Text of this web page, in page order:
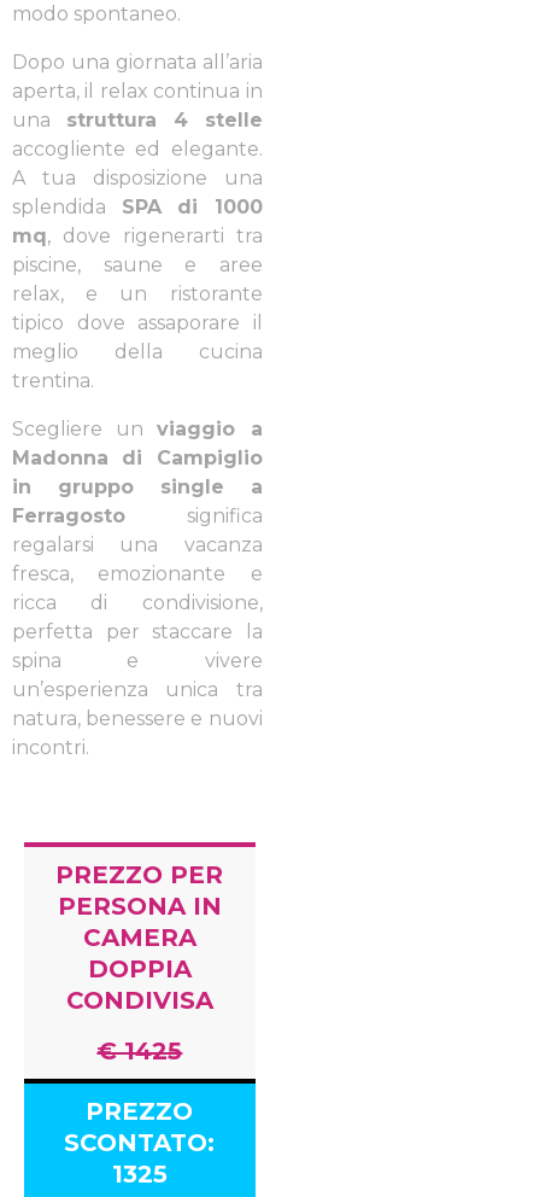
modo spontaneo.
Dopo una giornata all’aria
aperta, il relax continua in
una struttura 4 stelle
accogliente ed elegante.
A tua disposizione una
splendida SPA di 1000
mq, dove rigenerarti tra
piscine, saune e aree
relax, e un ristorante
tipico dove assaporare il
meglio della cucina
trentina.
Scegliere unviaggio a
Madonna di Campiglio
in gruppo single a
Ferragosto significa
regalarsi una vacanza
fresca, emozionante e
ricca di condivisione,
perfetta per staccare la
spina e vivere
un’esperienza unica tra
natura, benessere e nuovi
incontri.
PREZZO PER
PERSONA IN
CAMERA
DOPPIA
CONDIVISA
€ 1425
PREZZO
SCONTATO:
1325